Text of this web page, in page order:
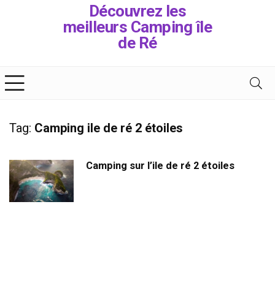
Découvrez les
meilleurs Camping île
de Ré
Tag: Camping ile de ré 2 étoiles
Camping sur l’ile de ré 2 étoiles